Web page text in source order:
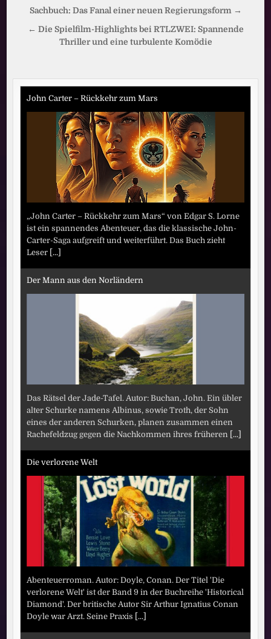
Beitragsnavigation
Sachbuch: Das Fanal einer neuen Regierungsform →
← Die Spielfilm-Highlights bei RTLZWEI: Spannende
Thriller und eine turbulente Komödie
John Carter – Rückkehr zum Mars
„John Carter – Rückkehr zum Mars“ von Edgar S. Lorne
ist ein spannendes Abenteuer, das die klassische John-
Carter-Saga aufgreift und weiterführt. Das Buch zieht
Leser [...]
Der Mann aus den Norländern
Das Rätsel der Jade-Tafel. Autor: Buchan, John. Ein übler
alter Schurke namens Albinus, sowie Troth, der Sohn
eines der anderen Schurken, planen zusammen einen
Rachefeldzug gegen die Nachkommen ihres früheren [...]
Die verlorene Welt
Abenteuerroman. Autor: Doyle, Conan. Der Titel 'Die
verlorene Welt' ist der Band 9 in der Buchreihe 'Historical
Diamond'. Der britische Autor Sir Arthur Ignatius Conan
Doyle war Arzt. Seine Praxis [...]